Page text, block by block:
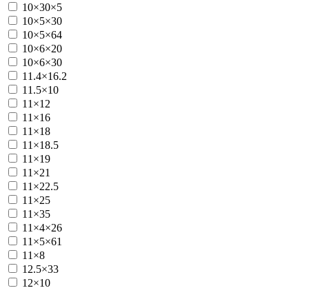
10×30×5
10×5×30
10×5×64
10×6×20
10×6×30
11.4×16.2
11.5×10
11×12
11×16
11×18
11×18.5
11×19
11×21
11×22.5
11×25
11×35
11×4×26
11×5×61
11×8
12.5×33
12×10